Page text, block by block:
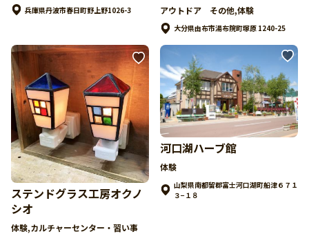
兵庫県丹波市春日町野上野1026-3 アウトドア その他,体験
大分県由布市湯布院町塚原 1240-25
ステンドグラス工房オクノ
シオ
体験,カルチャーセンター・習い事
河口湖ハーブ館
体験
山梨県南都留郡富士河口湖町船津６７１
３−１８